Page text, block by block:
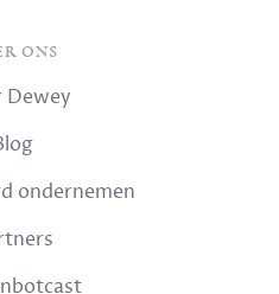
ONS
Dewey
ondernemen